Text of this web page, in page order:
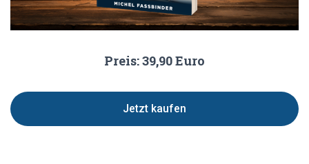
Preis: 39,90 Euro
Jetzt kaufen